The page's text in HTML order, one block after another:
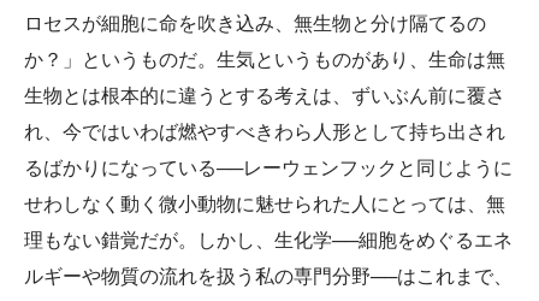
ロセスが細胞に命を吹き込み、無生物と分け隔てるの
か？」というものだ。生気というものがあり、生命は無
生物とは根本的に違うとする考えは、ずいぶん前に覆さ
れ、今ではいわば燃やすべきわら人形として持ち出され
るばかりになっている──レーウェンフックと同じように
せわしなく動く微小動物に魅せられた人にとっては、無
理もない錯覚だが。しかし、生化学──細胞をめぐるエネ
ルギーや物質の流れを扱う私の専門分野──はこれまで、